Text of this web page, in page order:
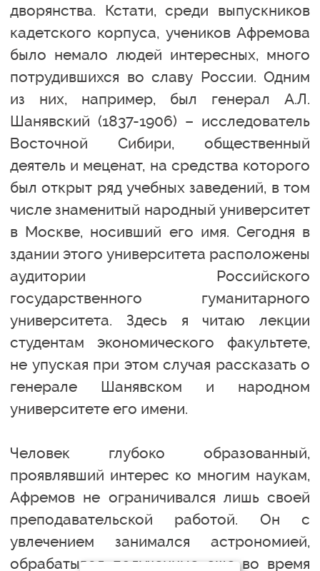
дворянства. Кстати, среди выпускников
кадетского корпуса, учеников Афремова
было немало людей интересных, много
потрудившихся во славу России. Одним
из них, например, был генерал А.Л.
Шанявский (1837-1906) – исследователь
Восточной Сибири, общественный
деятель и меценат, на средства которого
был открыт ряд учебных заведений, в том
числе знаменитый народный университет
в Москве, носивший его имя. Сегодня в
здании этого университета расположены
аудитории Российского
государственного гуманитарного
университета. Здесь я читаю лекции
студентам экономического факультете,
не упуская при этом случая рассказать о
генерале Шанявском и народном
университете его имени.
Человек глубоко образованный,
проявлявший интерес ко многим наукам,
Афремов не ограничивался лишь своей
преподавательской работой. Он с
увлечением занимался астрономией,
обрабатывал полученные еще во время